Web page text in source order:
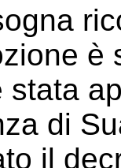
è
stata
di
il